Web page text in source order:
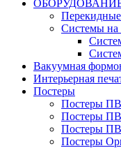
Системы на
Вакуумная
Интерьерная
Постеры
Постеры
Постеры
Постеры
Постеры